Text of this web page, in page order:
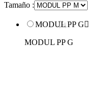
Tamaño :
MODUL PP G
MODUL PP G